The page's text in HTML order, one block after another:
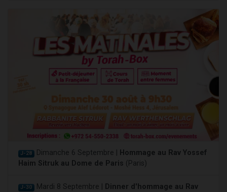
J-28 Dimanche 6 Septembre | Hommage au Rav Yossef
Haim Sitruk au Dome de Paris (Paris)
J-30 Mardi 8 Septembre | Dinner d'hommage au Rav